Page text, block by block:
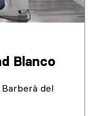
Blanco
del